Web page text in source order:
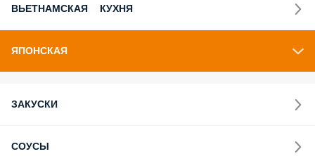
ВЬЕТНАМСКАЯ КУХНЯ
ЯПОНСКАЯ
ЗАКУСКИ
СОУСЫ